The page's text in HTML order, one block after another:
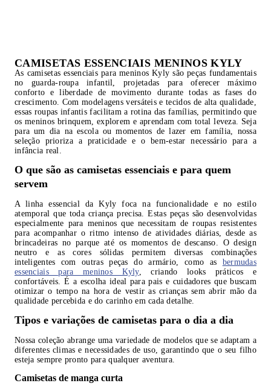
CAMISETAS ESSENCIAIS MENINOS KYLY
As camisetas essenciais para meninos Kyly são peças fundamentais
no guarda-roupa infantil, projetadas para oferecer máximo
conforto e liberdade de movimento durante todas as fases do
crescimento. Com modelagens versáteis e tecidos de alta qualidade,
essas roupas infantis facilitam a rotina das famílias, permitindo que
os meninos brinquem, explorem e aprendam com total leveza. Seja
para um dia na escola ou momentos de lazer em família, nossa
seleção prioriza a praticidade e o bem-estar necessário para a
infância real.
O que são as camisetas essenciais e para quem
servem
A linha essencial da Kyly foca na funcionalidade e no estilo
atemporal que toda criança precisa. Estas peças são desenvolvidas
especialmente para meninos que necessitam de roupas resistentes
para acompanhar o ritmo intenso de atividades diárias, desde as
brincadeiras no parque até os momentos de descanso. O design
neutro e as cores sólidas permitem diversas combinações
inteligentes com outras peças do armário, como as bermudas
essenciais para meninos Kyly, criando looks práticos e
confortáveis. É a escolha ideal para pais e cuidadores que buscam
otimizar o tempo na hora de vestir as crianças sem abrir mão da
qualidade percebida e do carinho em cada detalhe.
Tipos e variações de camisetas para o dia a dia
Nossa coleção abrange uma variedade de modelos que se adaptam a
diferentes climas e necessidades de uso, garantindo que o seu filho
esteja sempre pronto para qualquer aventura.
Camisetas de manga curta